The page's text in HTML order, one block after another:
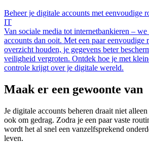
Beheer je digitale accounts met eenvoudige
IT
Van sociale media tot internetbankieren –
accounts dan ooit. Met een paar eenvoudige
overzicht houden, je gegevens beter
veiligheid vergroten. Ontdek hoe je met
controle krijgt over je digitale wereld.
Maak er een gewoonte van
Je digitale accounts beheren draait niet
ook om gedrag. Zodra je een paar vaste
wordt het al snel een vanzelfsprekend
leven.